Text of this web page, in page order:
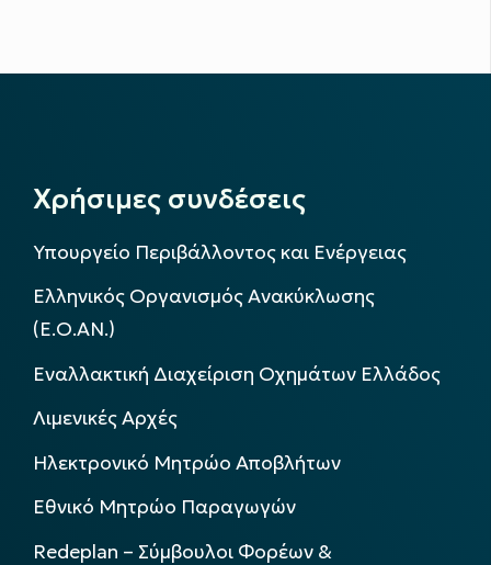
Χρήσιμες συνδέσεις
Υπουργείο Περιβάλλοντος και Ενέργειας
Ελληνικός Οργανισμός Ανακύκλωσης
(Ε.Ο.ΑΝ.)
Εναλλακτική Διαχείριση Οχημάτων Ελλάδος
Λιμενικές Αρχές
Ηλεκτρονικό Μητρώο Αποβλήτων
Εθνικό Μητρώο Παραγωγών
Redeplan – Σύμβουλοι Φορέων &